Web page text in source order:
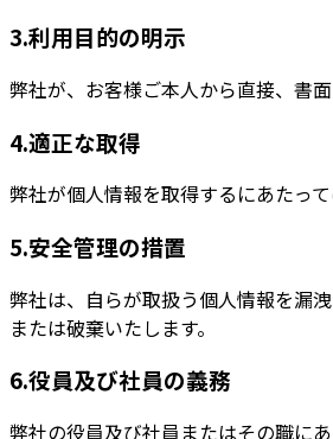
3.利用目的の明示
弊社が、お客様ご本人から直接、書
4.適正な取得
弊社が個人情報を取得するにあたっ
5.安全管理の措置
弊社は、自らが取扱う個人情報を漏
または破棄いたします。
6.役員及び社員の義務
弊社の役員及び社員またはその職に